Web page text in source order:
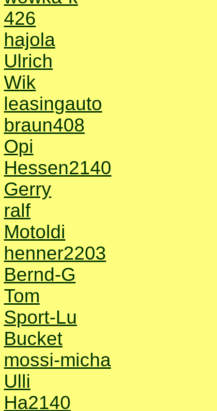
426
hajola
Ulrich
Wik
leasingauto
braun408
Opi
Hessen2140
Gerry
ralf
Motoldi
henner2203
Bernd-G
Tom
Sport-Lu
Bucket
mossi-micha
Ulli
Ha2140